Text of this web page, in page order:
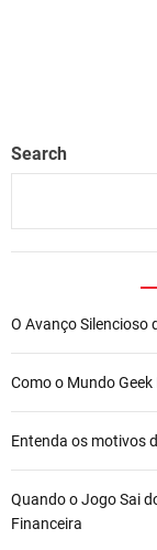
Search
O Avanço Silencioso
Como o Mundo Geek
Entenda os motivos
Quando o Jogo Sai
Financeira